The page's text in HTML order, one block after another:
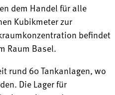
dem Handel für alle
Kubikmeter zur
befindet
Raum Basel.
rund 60 Tankanlagen, wo
Die Lager für